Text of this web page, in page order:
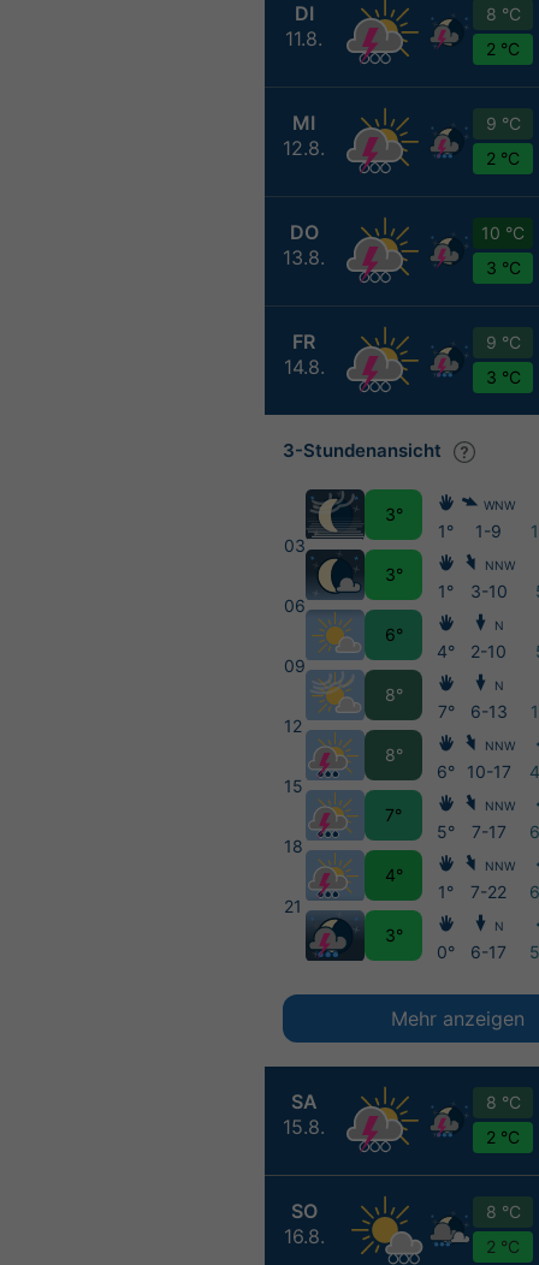
DI
11.8.
8 °C
2 °C
MI
12.8.
9 °C
2 °C
DO
13.8.
10 °C
3 °C
FR
14.8.
9 °C
3 °C
SA
15.8.
8 °C
2 °C
SO
16.8.
8 °C
2 °C
3-Stundenansicht
03
06
09
12
15
18
21
3°
3°
6°
8°
8°
7°
4°
3°
1°
1°
4°
7°
6°
5°
1°
0°
WNW
1-9
NNW
3-10
N
2-10
N
6-13
NNW
10-17
NNW
7-17
NNW
7-22
N
6-17
Mehr anzeigen